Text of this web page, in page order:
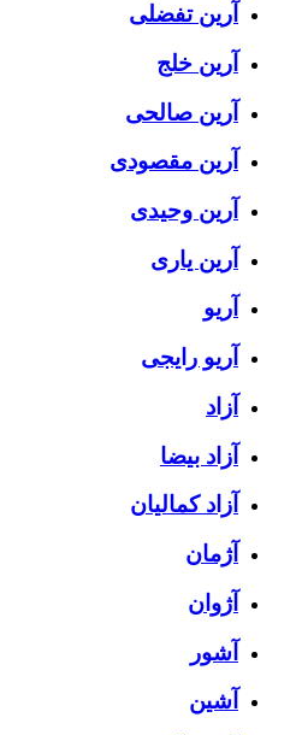
آرین تفضلی
آرین خلج
آرین صالحی
آرین مقصودی
آرین وحیدی
آرین یاری
آریو
آریو رایجی
آزاد
آزاد بیضا
آزاد کمالیان
آژمان
آژوان
آشور
آشین